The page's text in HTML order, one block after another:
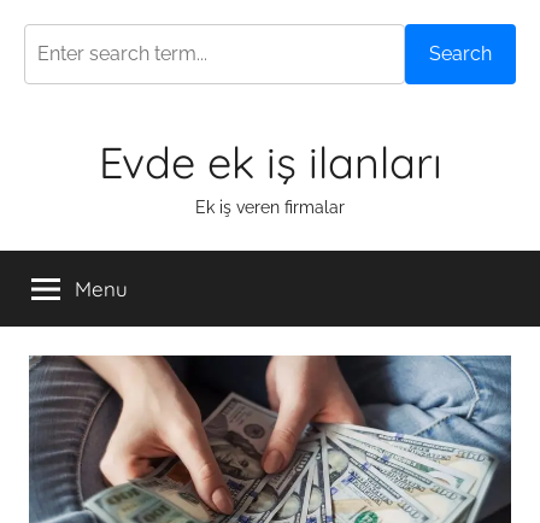
Search
Evde ek iş ilanları
Ek iş veren firmalar
Menu